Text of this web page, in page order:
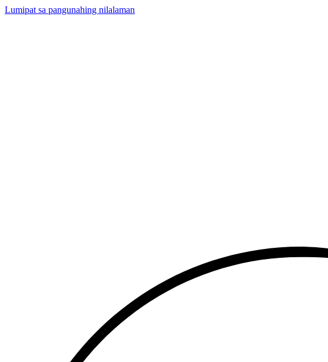
Lumipat sa pangunahing nilalaman